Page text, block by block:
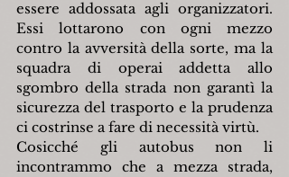
essere addossata agli organizzatori.
Essi lottarono con ogni mezzo
contro la avversità della sorte, ma la
squadra di operai addetta allo
sgombro della strada non garantì la
sicurezza del trasporto e la prudenza
ci costrinse a fare di necessità virtù.
Cosicché gli autobus non li
incontrammo che a mezza strada,